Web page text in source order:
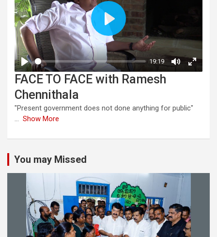
FACE TO FACE with Ramesh
Chennithala
"Present government does not done anything for public"
... Show More
You may Missed